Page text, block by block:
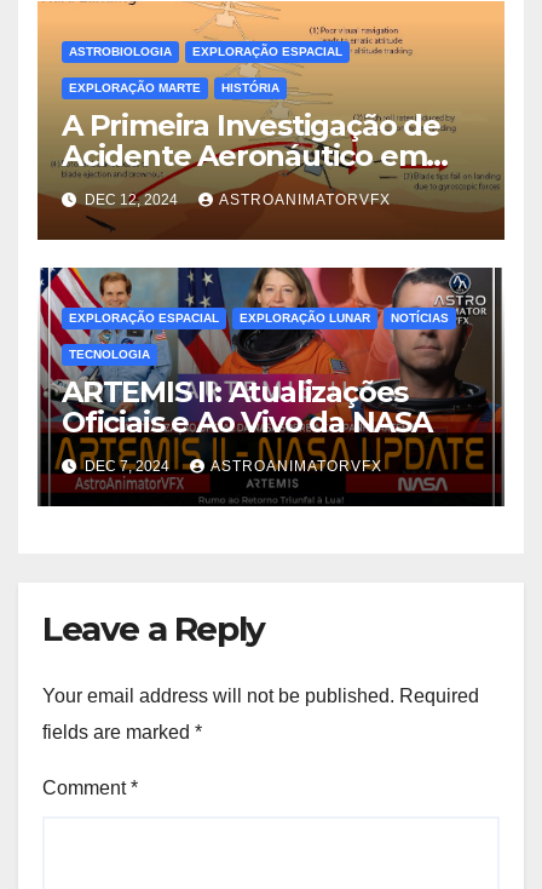
ASTROBIOLOGIA EXPLORAÇÃO ESPACIAL
EXPLORAÇÃO MARTE HISTÓRIA
A Primeira Investigação de
Acidente Aeronáutico em
Outro Mundo: Lições do
Ingenuity em Marte
DEC 12, 2024 ASTROANIMATORVFX
EXPLORAÇÃO ESPACIAL EXPLORAÇÃO LUNAR NOTÍCIAS
TECNOLOGIA
ARTEMIS II: Atualizações
Oficiais e Ao Vivo da NASA
DEC 7, 2024 ASTROANIMATORVFX
Leave a Reply
Your email address will not be published. Required
fields are marked *
Comment*